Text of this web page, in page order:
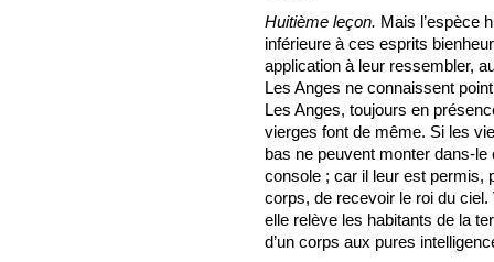
Huitième leçon. Mais l’espèce
inférieure à ces esprits
application à leur ressembler,
Les Anges ne connaissent
Les Anges, toujours en
vierges font de même. Si les
bas ne peuvent monter dans-
console ; car il leur est permis,
corps, de recevoir le roi du
elle relève les habitants de la
d’un corps aux pures